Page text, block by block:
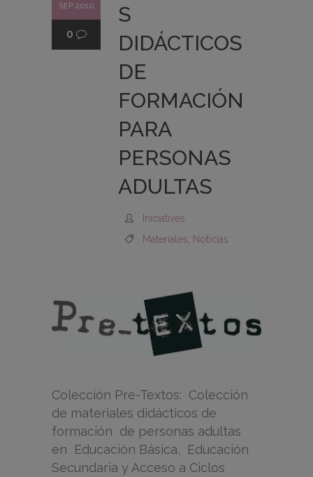
SEP 2010
0
S
DIDÁCTICOS
DE
FORMACIÓN
PARA
PERSONAS
ADULTAS
Iniciatives
Materiales
Noticias
Colección Pre-Textos: Colección
de materiales didácticos de
formación de personas adultas
en Educación Básica, Educación
Secundaria y Acceso a Ciclos